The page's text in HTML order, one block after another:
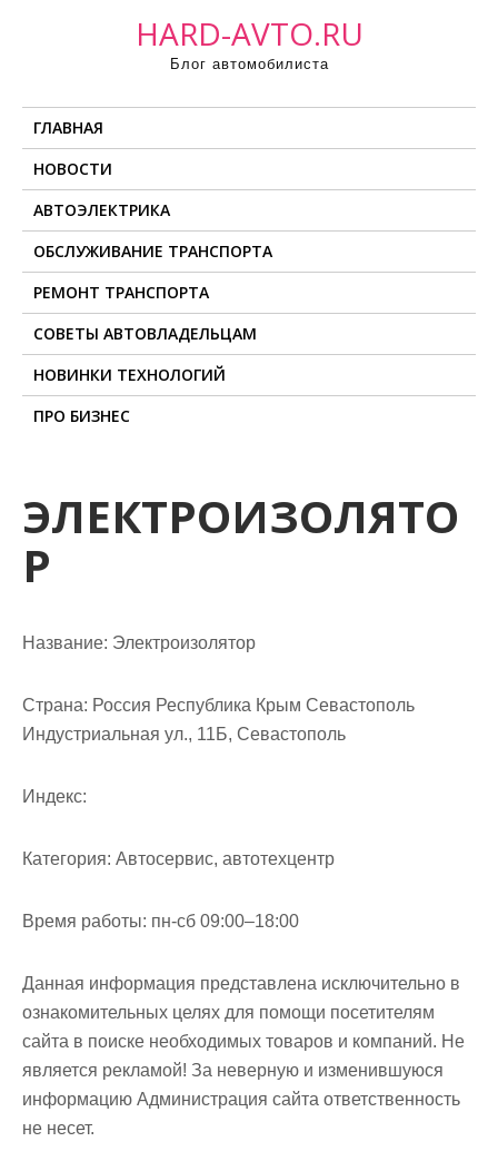
HARD-AVTO.RU
Блог автомобилиста
ГЛАВНАЯ
НОВОСТИ
АВТОЭЛЕКТРИКА
ОБСЛУЖИВАНИЕ ТРАНСПОРТА
РЕМОНТ ТРАНСПОРТА
СОВЕТЫ АВТОВЛАДЕЛЬЦАМ
НОВИНКИ ТЕХНОЛОГИЙ
ПРО БИЗНЕС
ЭЛЕКТРОИЗОЛЯТО
Р
Название: Электроизолятор
Страна: Россия Республика Крым Севастополь
Индустриальная ул., 11Б, Севастополь
Индекс:
Категория: Автосервис, автотехцентр
Время работы: пн-сб 09:00–18:00
Данная информация представлена исключительно в
ознакомительных целях для помощи посетителям
сайта в поиске необходимых товаров и компаний. Не
является рекламой! За неверную и изменившуюся
информацию Администрация сайта ответственность
не несет.